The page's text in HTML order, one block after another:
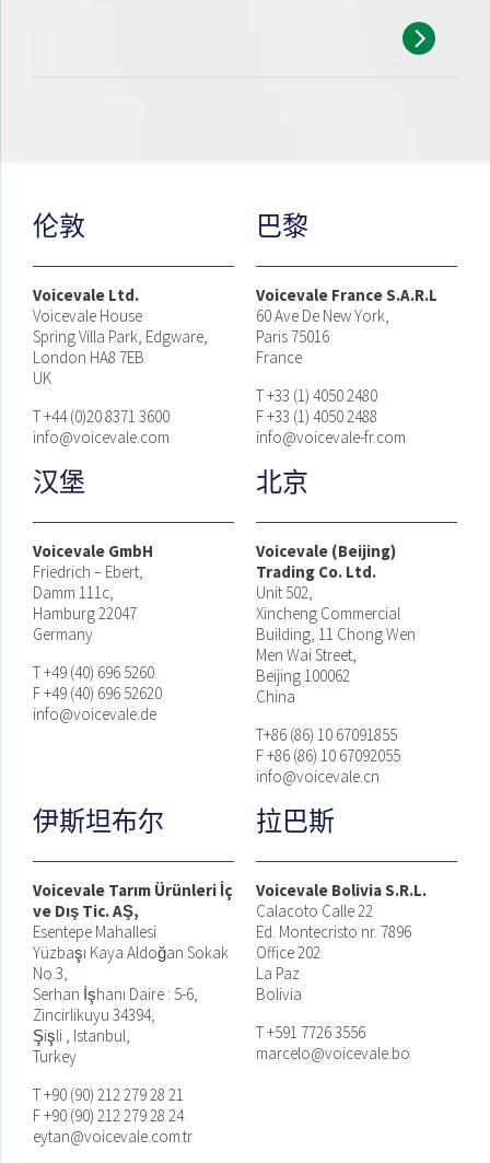
伦敦
Voicevale Ltd.
Voicevale House
Spring Villa Park, Edgware,
London HA8 7EB
UK
T +44 (0)20 8371 3600
info@voicevale.com
巴黎
Voicevale France S.A.R.L
60 Ave De New York,
Paris 75016
France
T +33 (1) 4050 2480
F +33 (1) 4050 2488
info@voicevale-fr.com
汉堡
Voicevale GmbH
Friedrich – Ebert,
Damm 111c,
Hamburg 22047
Germany
T +49 (40) 696 5260
F +49 (40) 696 52620
info@voicevale.de
北京
Voicevale (Beijing)
Trading Co. Ltd.
Unit 502,
Xincheng Commercial
Building, 11 Chong Wen
Men Wai Street,
Beijing 100062
China
T+86 (86) 10 67091855
F +86 (86) 10 67092055
info@voicevale.cn
伊斯坦布尔
Voicevale Tarım Ürünleri İç
ve Dış Tic. AŞ,
Esentepe Mahallesi
Yüzbaşı Kaya Aldoğan Sokak
No.3,
Serhan İşhanı Daire : 5-6,
Zincirlikuyu 34394,
Şişli , Istanbul,
Turkey
T +90 (90) 212 279 28 21
F +90 (90) 212 279 28 24
eytan@voicevale.com.tr
拉巴斯
Voicevale Bolivia S.R.L.
Calacoto Calle 22
Ed. Montecristo nr. 7896
Office 202
La Paz
Bolivia
T +591 7726 3556
marcelo@voicevale.bo